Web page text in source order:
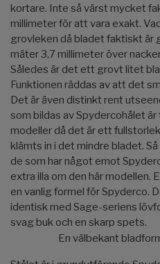
kortare. Inte så värst mycket
millimeter för att vara exakt.
grovleken då bladet faktiskt är
mäter 3,7 millimeter över
Således är det ett grovt litet
Funktionen räddas av att det
Det är även distinkt rent
som bildas av Spydercohålet
modeller då det är ett
klämts in i det mindre bladet.
de som har något emot
extra illa om den här modellen.
en vanlig formel för Spyderco.
identisk med Sage-seriens
svag buk och en skarp spets.
En välbekant